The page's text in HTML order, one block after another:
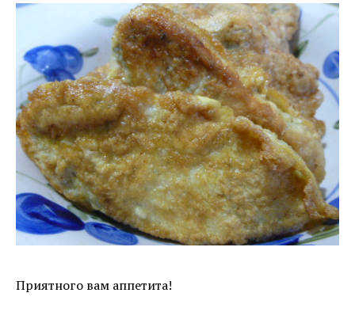
Приятного вам аппетита!